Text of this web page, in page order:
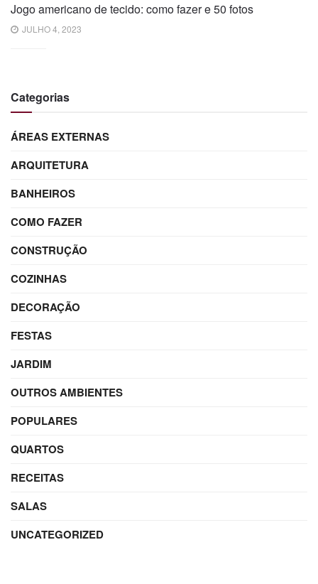
Jogo americano de tecido: como fazer e 50 fotos
JULHO 4, 2023
Categorias
ÁREAS EXTERNAS
ARQUITETURA
BANHEIROS
COMO FAZER
CONSTRUÇÃO
COZINHAS
DECORAÇÃO
FESTAS
JARDIM
OUTROS AMBIENTES
POPULARES
QUARTOS
RECEITAS
SALAS
UNCATEGORIZED